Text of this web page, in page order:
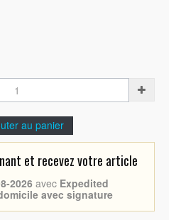
au panier
et recevez votre article
2026 avec Expedited
avec signature